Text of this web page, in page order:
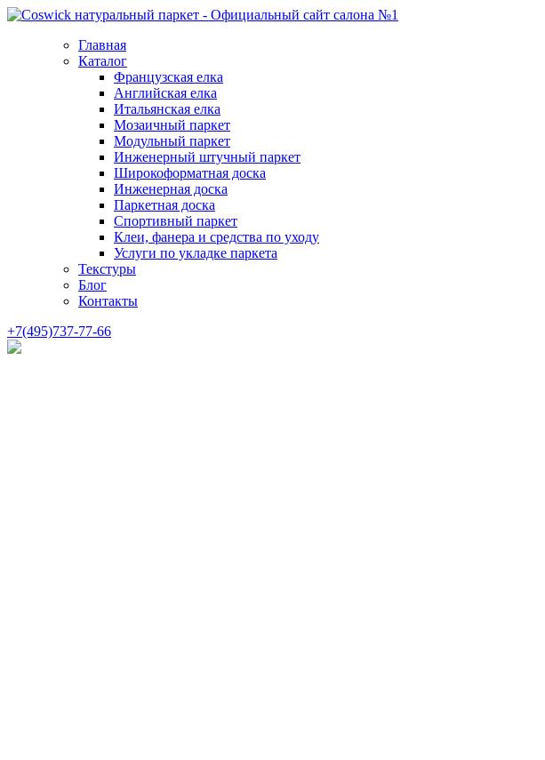
Главная
Каталог
Французская елка
Английская елка
Итальянская елка
Мозаичный паркет
Модульный паркет
Инженерный штучный паркет
Широкоформатная доска
Инженерная доска
Паркетная доска
Спортивный паркет
Клеи, фанера и средства по уходу
Услуги по укладке паркета
Текстуры
Блог
Контакты
+7(495)737-77-66